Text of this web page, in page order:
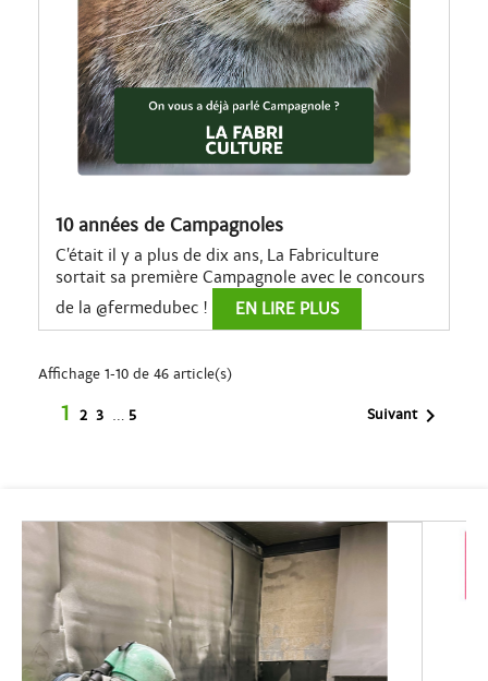
10 années de Campagnoles
C’était il y a plus de dix ans, La Fabriculture
sortait sa première Campagnole avec le concours
de la @fermedubec !
EN LIRE PLUS
Affichage 1-10 de 46 article(s)
1 2 3 … 5 Suivant